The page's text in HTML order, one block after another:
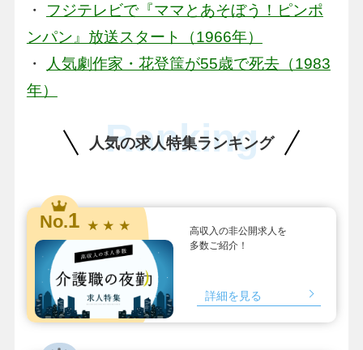
・ フジテレビで『ママとあそぼう！ピンポ
ンパン』放送スタート（1966年）
・
人気劇作家・花登筺が55歳で死去（1983
年）
人気の求人特集ランキング
Ranking
No.1 ★ ★ ★
高収入の非公開求人を
多数ご紹介！
詳細を見る